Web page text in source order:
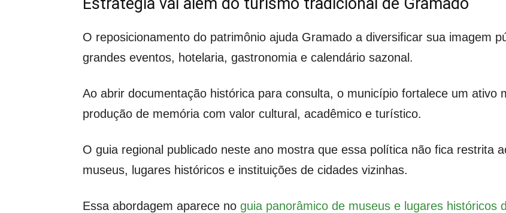
O reposicionamento do patrimônio ajuda Gramado a diversificar sua imagem
grandes eventos, hotelaria, gastronomia e calendário sazonal.
Ao abrir documentação histórica para consulta, o município fortalece um ativo
produção de memória com valor cultural, acadêmico e turístico.
O guia regional publicado neste ano mostra que essa política não fica restrita
museus, lugares históricos e instituições de cidades vizinhas.
Essa abordagem aparece no guia panorâmico de museus e lugares históricos